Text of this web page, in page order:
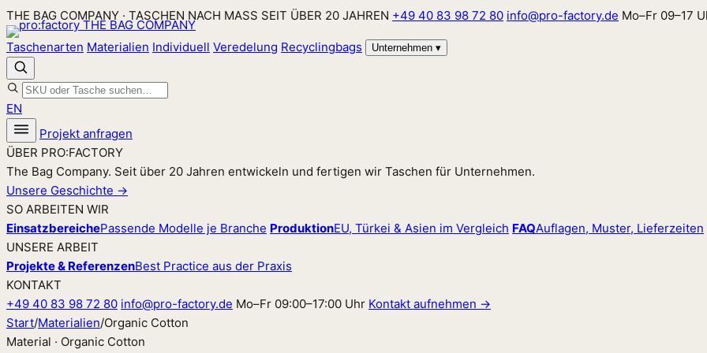
Zum
Inhalt
springen
THE BAG COMPANY · TASCHEN NACH MASS SEIT ÜBER 20 JAHREN +49 40 83 98 72 80 info@pro-factory.de Mo–Fr 09–17
Taschenarten Materialien Individuell Veredelung Recyclingbags Unternehmen ▾
EN
Projekt anfragen
ÜBER PRO:FACTORY
The Bag Company. Seit über 20 Jahren entwickeln und fertigen wir Taschen für Unternehmen.
Unsere Geschichte →
SO ARBEITEN WIR
EinsatzbereichePassende Modelle je Branche ProduktionEU, Türkei & Asien im Vergleich FAQAuflagen, Muster, Lieferzeiten
UNSERE ARBEIT
Projekte & ReferenzenBest Practice aus der Praxis
KONTAKT
+49 40 83 98 72 80 info@pro-factory.de Mo–Fr 09:00–17:00 Uhr Kontakt aufnehmen →
Start/Materialien/Organic Cotton
Material · Organic Cotton